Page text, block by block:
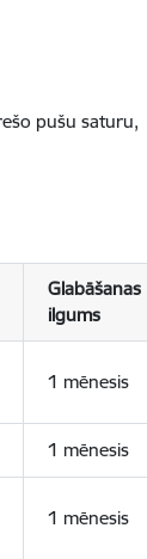
pušu saturu,
Glabāšanas
ilgums
1 mēnesis
1 mēnesis
1 mēnesis